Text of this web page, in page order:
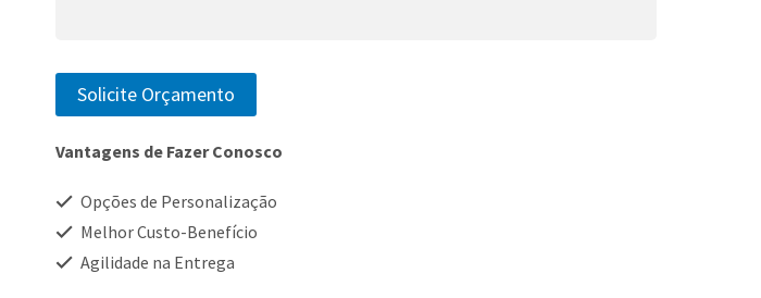
Solicite Orçamento
Vantagens de Fazer Conosco
Opções de Personalização
Melhor Custo-Benefício
Agilidade na Entrega